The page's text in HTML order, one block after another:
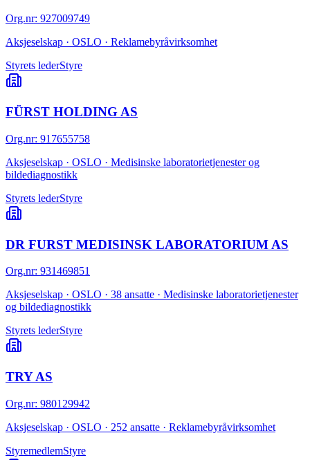
Org.nr: 927009749
Aksjeselskap · OSLO · Reklamebyråvirksomhet
Styrets lederStyre
FÜRST HOLDING AS
Org.nr: 917655758
Aksjeselskap · OSLO · Medisinske laboratorietjenester og
bildediagnostikk
Styrets lederStyre
DR FURST MEDISINSK LABORATORIUM AS
Org.nr: 931469851
Aksjeselskap · OSLO · 38 ansatte · Medisinske laboratorietjenester
og bildediagnostikk
Styrets lederStyre
TRY AS
Org.nr: 980129942
Aksjeselskap · OSLO · 252 ansatte · Reklamebyråvirksomhet
StyremedlemStyre